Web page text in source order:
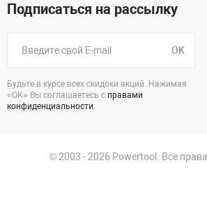
Подписаться на рассылку
OK
Будьте в курсе всех скидоки акций. Нажимая
«ОК» Вы соглашаетесь с правами
конфиденциальности.
© 2003 - 2026 Powertool. Все